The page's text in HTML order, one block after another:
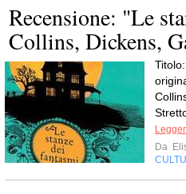
Recensione: "Le
Collins, Dickens,
Da